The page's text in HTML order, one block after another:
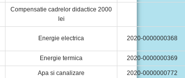
Compensatie cadrelor didactice 2000
lei
Energie electrica 2020-0000000368
Energie termica 2020-0000000369
Apa si canalizare 2020-0000000772